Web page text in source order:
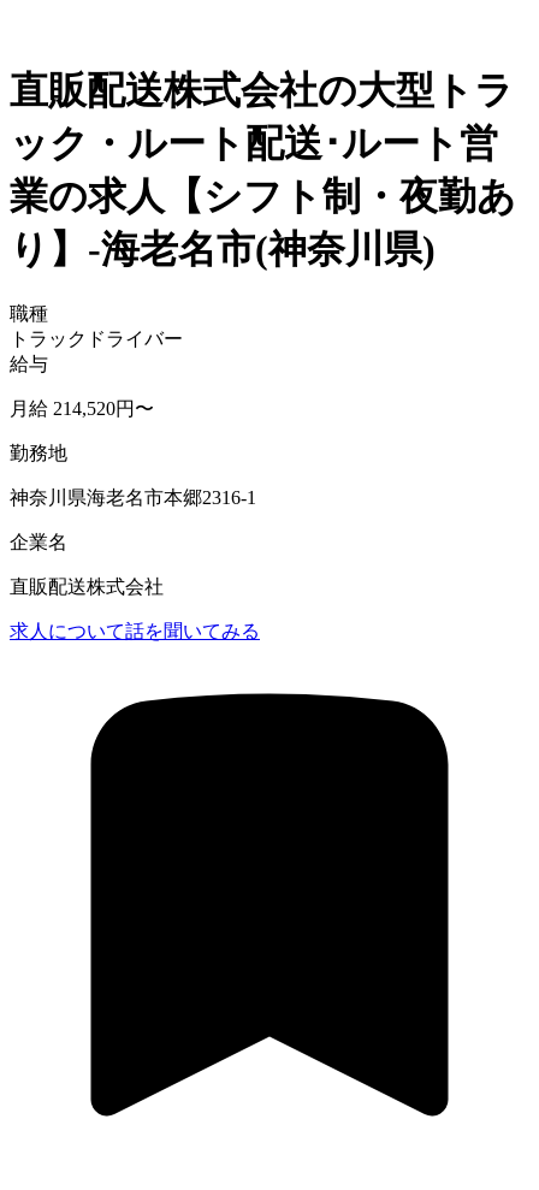
直販配送株式会社の大型トラ
ック・ルート配送･ルート営
業の求人【シフト制・夜勤あ
り】-海老名市(神奈川県)
職種
トラックドライバー
給与
月給 214,520円〜
勤務地
神奈川県海老名市本郷2316-1
企業名
直販配送株式会社
求人について話を聞いてみる